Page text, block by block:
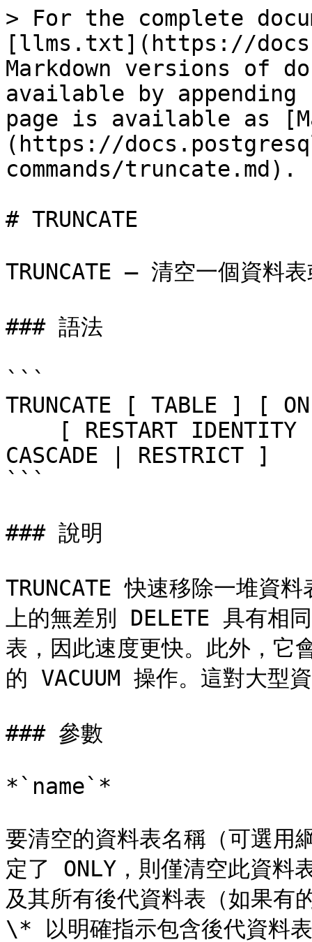
> For the complete
[llms.txt](https://
Markdown versions of
available by
page is available as
(https://
commands/truncate.md).
# TRUNCATE
TRUNCATE — 清空一個資料
### 語法
```
TRUNCATE [ TABLE ]
CASCADE | RESTRICT ]
```
### 說明
TRUNCATE 快速移除一堆資
上的無差別 DELETE 具有相
表，因此速度更快。此外，它
的 VACUUM 操作。這對大型
### 參數
*`name`*
要清空的資料表名稱（可選用
定了 ONLY，則僅清空此資料
及其所有後代資料表（如果有
\* 以明確指示包含後代資料